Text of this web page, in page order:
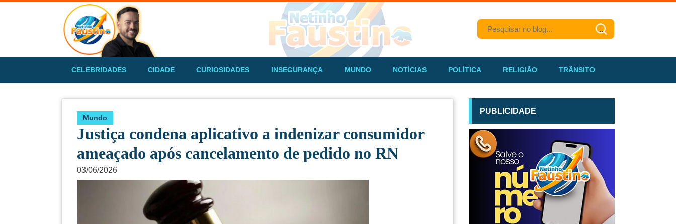
CELEBRIDADES CIDADE CURIOSIDADES INSEGURANÇA MUNDO NOTÍCIAS POLÍTICA RELIGIÃO TRÂNSITO
Mundo
Justiça condena aplicativo a indenizar consumidor
ameaçado após cancelamento de pedido no RN
03/06/2026
PUBLICIDADE